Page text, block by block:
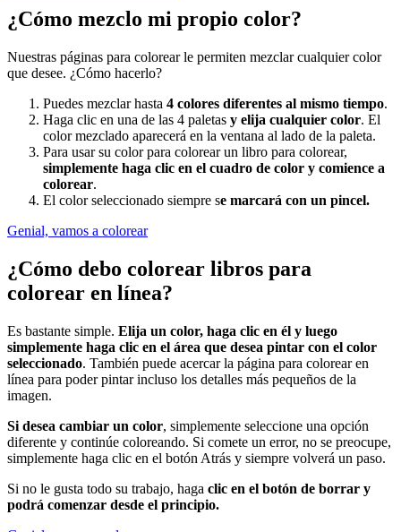
¿Cómo mezclo mi propio color?
Nuestras páginas para colorear le permiten mezclar cualquier color
que desee. ¿Cómo hacerlo?
Puedes mezclar hasta 4 colores diferentes al mismo tiempo.
Haga clic en una de las 4 paletas y elija cualquier color. El
color mezclado aparecerá en la ventana al lado de la paleta.
Para usar su color para colorear un libro para colorear,
simplemente haga clic en el cuadro de color y comience a
colorear.
El color seleccionado siempre se marcará con un pincel.
Genial, vamos a colorear
¿Cómo debo colorear libros para
colorear en línea?
Es bastante simple. Elija un color, haga clic en él y luego
simplemente haga clic en el área que desea pintar con el color
seleccionado. También puede acercar la página para colorear en
línea para poder pintar incluso los detalles más pequeños de la
imagen.
Si desea cambiar un color, simplemente seleccione una opción
diferente y continúe coloreando. Si comete un error, no se preocupe,
simplemente haga clic en el botón Atrás y siempre volverá un paso.
Si no le gusta todo su trabajo, haga clic en el botón de borrar y
podrá comenzar desde el principio.